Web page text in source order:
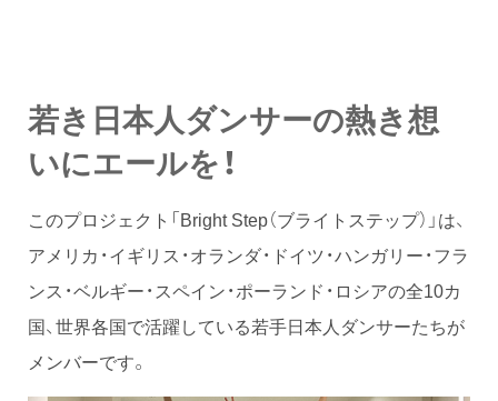
若き日本人ダンサーの熱き想
いにエールを！
このプロジェクト「Bright Step（ブライトステップ）」は、
アメリカ・イギリス・オランダ・ドイツ・ハンガリー・フラ
ンス・ベルギー・スペイン・ポーランド・ロシアの全10カ
国、世界各国で活躍している若手日本人ダンサーたちが
メンバーです。